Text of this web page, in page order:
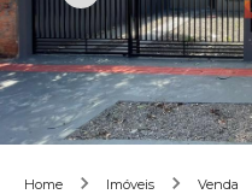
Home Imóveis Venda